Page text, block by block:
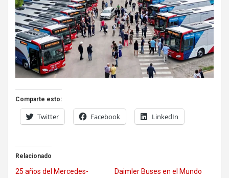
Comparte esto:
Twitter Facebook LinkedIn
Relacionado
25 años del Mercedes-
Daimler Buses en el Mundo